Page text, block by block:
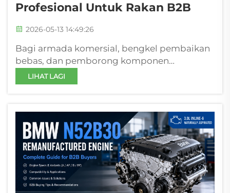
Profesional Untuk Rakan B2B
2026-05-13 14:49:26
Bagi armada komersial, bengkel pembaikan
bebas, dan pemborong komponen
automotif, enjin Land Rover 204DT—yang
secara rasmi dikodkan sebagai 204DTA—
tinggi permintaannya dan paling kerap
dibaiki di pasaran sampingan SUV premium.
Pr...
LIHAT LAGI